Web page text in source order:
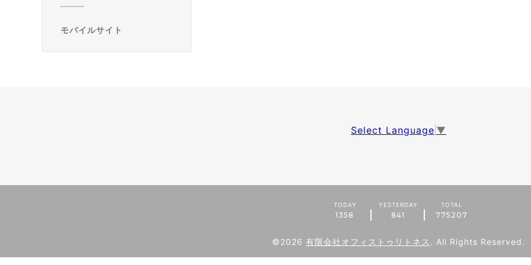
モバイルサイト
Select Language ▼
TODAY
1358
YESTERDAY
841
TOTAL
775207
©2026 有限会社オフィストゥリトネス . All Rights Reserved.